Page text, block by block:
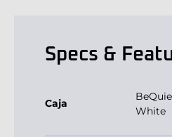
Specs &
Caja
White